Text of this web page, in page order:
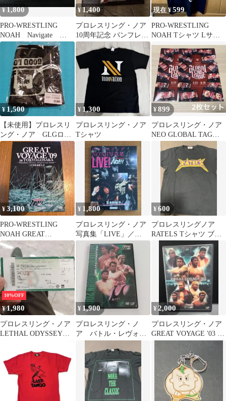
¥1,800
PRO-WRESTLING
NOAH Navigate
for Evolutio
¥1,400
プロレスリング・ノア
10周年記念 パンフレッ
ト
現在 ¥599
PRO-WRESTLING
NOAH Tシャツ Lサイ
ズ 黒
¥ 1,500
【未使用】プロレスリ
ング・ノア GLGロ
ゴ スポーツ タオ
ル サイン有
¥ 1,300
プロレスリング・ノア
Tシャツ
¥899
プロレスリング・ノア
NEO GLOBAL TAG
LEAGUE クリアファイ
¥3,100
PRO-WRESTLING
NOAH GREAT
VOYAGE'09 in T…
¥ 1,800
プロレスリング・ノア
写真集「LIVE」／
【限定】丸藤正道特別
仕様カバー
¥600
プロレスリングノア
RATELS Tシャツ ブラ
10%OFF
¥1,980
プロレスリング・ノア
LETHAL ODYSSEY
¥ 1,900
プロレスリング・ノ
ア バトル・レヴォリ
¥2,000
プロレスリング・ノア
GREAT VOYAGE '03 日